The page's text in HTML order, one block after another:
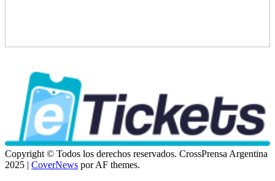
Copyright © Todos los derechos reservados. CrossPrensa Argentina
2025 | CoverNews por AF themes.